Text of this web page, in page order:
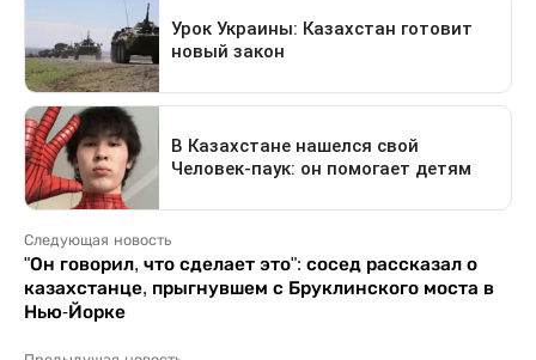
Следующая новость
"Он говорил, что сделает это": сосед рассказал о
казахстанце, прыгнувшем с Бруклинского моста в
Нью-Йорке